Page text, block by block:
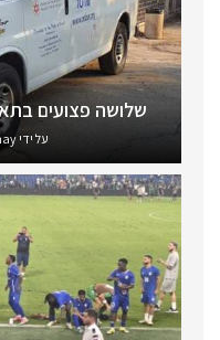
שלושה פצועים
על ידי